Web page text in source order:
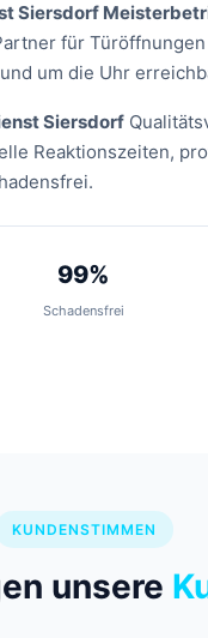
Siersdorf
für
um die Uhr
Siersdorf
Reaktionszeiten,
99%
Schadensfrei
KUNDENSTIMMEN
unsere